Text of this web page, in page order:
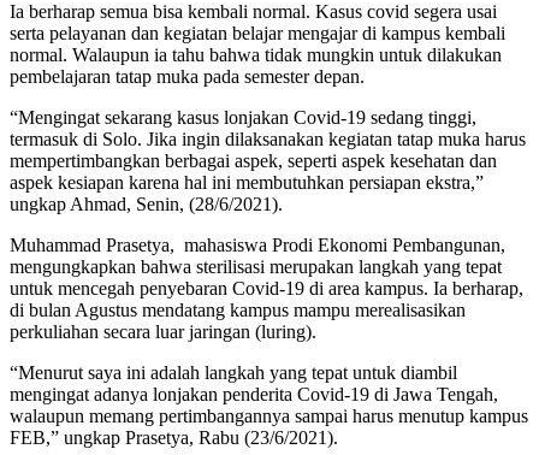
Ia berharap semua bisa kembali normal. Kasus covid segera usai
serta pelayanan dan kegiatan belajar mengajar di kampus kembali
normal. Walaupun ia tahu bahwa tidak mungkin untuk dilakukan
pembelajaran tatap muka pada semester depan.
“Mengingat sekarang kasus lonjakan Covid-19 sedang tinggi,
termasuk di Solo. Jika ingin dilaksanakan kegiatan tatap muka harus
mempertimbangkan berbagai aspek, seperti aspek kesehatan dan
aspek kesiapan karena hal ini membutuhkan persiapan ekstra,”
ungkap Ahmad, Senin, (28/6/2021).
Muhammad Prasetya, mahasiswa Prodi Ekonomi Pembangunan,
mengungkapkan bahwa sterilisasi merupakan langkah yang tepat
untuk mencegah penyebaran Covid-19 di area kampus. Ia berharap,
di bulan Agustus mendatang kampus mampu merealisasikan
perkuliahan secara luar jaringan (luring).
“Menurut saya ini adalah langkah yang tepat untuk diambil
mengingat adanya lonjakan penderita Covid-19 di Jawa Tengah,
walaupun memang pertimbangannya sampai harus menutup kampus
FEB,” ungkap Prasetya, Rabu (23/6/2021).